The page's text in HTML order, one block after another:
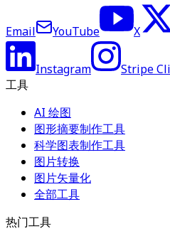
Email YouTube X
Instagram
Stripe
工具
AI 绘图
图形摘要制作工具
科学图表制作工具
图片转换
图片矢量化
全部工具
热门工具